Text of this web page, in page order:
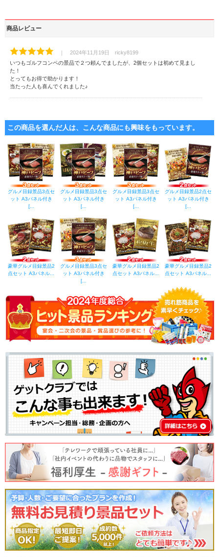
商品レビュー
｜ 2024年11月19日 ricky8199
いつもゴルフコンペの景品で２つ頼んでましたが、2個セットは初めて見まし
た！
とってもお得で助かります！
当たった人も喜んでくれました♪
この商品を選んだ人は、こんな商品にも興味をもっています。
グルメ目録景品3点セ
ット A3パネル付き
[...
グルメ目録景品3点セ
ット A3パネル付き
[...
グルメ目録景品3点セ
ット A3パネル付き
[...
グルメ目録景品2点セ
ット A3パネル付き
[...
豪華グルメ目録景品2
点セット A3パネル...
グルメ目録景品3点セ
ット A3パネル付き
[...
豪華グルメ目録景品2
点セット A3パネル...
豪華グルメ目録景品2
点セット A3パネル...